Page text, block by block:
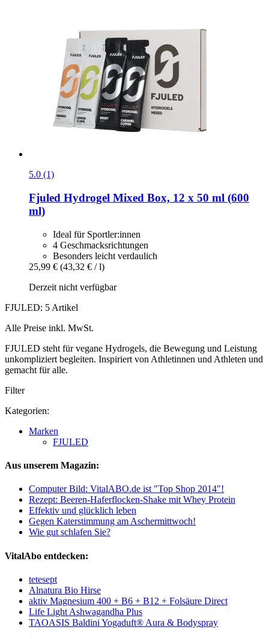
5.0 (1)
Fjuled Hydrogel Mixed Box, 12 x 50 ml (600
ml)
Ideal für Sportler:innen
4 Geschmacksrichtungen
Besonders leicht verdaulich
25,99 € (43,32 € / l)
Derzeit nicht verfügbar
FJULED: 5 Artikel
Alle Preise inkl. MwSt.
FJULED steht für vegane Hydrogels, die Bewegung und Leistung
unkompliziert begleiten. Inspiriert von Athletinnen und Athleten und
gemacht für alle.
Filter
Kategorien:
Marken
FJULED
Aus unserem Magazin:
Computer Bild: VitalABO.de ist "Top Shop 2014"!
Rezept: Beeren-Haferflocken-Shake mit Whey Protein
Effektiv und glücklich leben
Gegen Katerstimmung am Aschermittwoch!
Wie gut schlafen Sie?
VitalAbo entdecken:
tetesept
Alnatura Bio Hirse
aktiv Magnesium 400 + B6 + B12 + Folsäure Direct
Life Light Ashwagandha Plus
TAOASIS Baldini Yogaduft® Aura & Bodyspray